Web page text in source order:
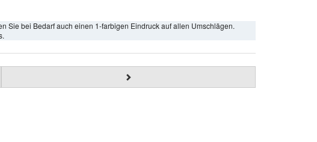
Sie bei Bedarf auch einen 1-farbigen Eindruck auf allen Umschlägen.